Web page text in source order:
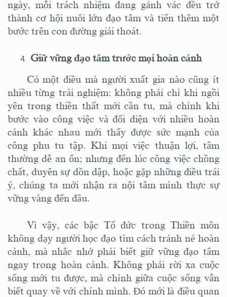
ngày, mỗi trách nhiệm đang gánh vác đều trở
thành cơ hội nuôi lớn đạo tâm và tiến thêm một
bước trên con đường giải thoát.
Giữ vững đạo tâm trước mọi hoàn cảnh
Có một điều mà người xuất gia nào cũng ít
nhiều từng trải nghiệm: không phải chỉ khi ngồi
yên trong thiền thất mới cần tu, mà chính khi
bước vào công việc và đối diện với nhiều hoàn
cảnh khác nhau mới thấy được sức mạnh của
công phu tu tập. Khi mọi việc thuận lợi, tâm
thường dễ an ổn; nhưng đến lúc công việc chồng
chất, duyên sự dồn dập, hoặc gặp những điều trái
ý, chúng ta mới nhận ra nội tâm mình thực sự
vững vàng đến đâu.
Vì vậy, các bậc Tổ đức trong Thiền môn
không dạy người học đạo tìm cách tránh né hoàn
cảnh, mà nhắc nhở phải biết giữ vững đạo tâm
ngay trong hoàn cảnh. Không phải rời xa cuộc
sống mới tu được, mà chính giữa cuộc sống vẫn
biết quay về với chính mình. Đó mới là điều quan